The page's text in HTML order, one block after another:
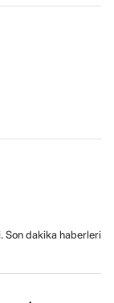
Son dakika haberleri